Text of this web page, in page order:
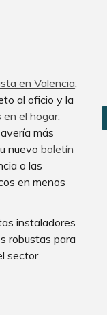
en Valencia;
al oficio y la
en el hogar,
más
nuevo boletín
o las
en menos
instaladores
robustas para
sector